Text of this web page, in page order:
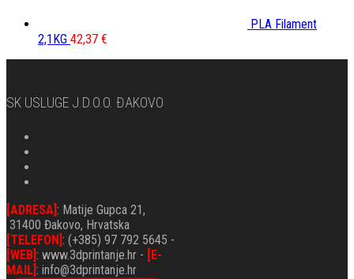
PLA Filament
2,1KG 42,37 €
SK USLUGE J.d.o.o. ĐAKOVO
[ADRESA] : Matije Gupca 21,
31400 Đakovo, Hrvatska
[TELEFON] : (+385) 97 792 5645 -
[WEB] : www.3dprintanje.hr -
[E-
MAIL] : info@3dprintanje.hr